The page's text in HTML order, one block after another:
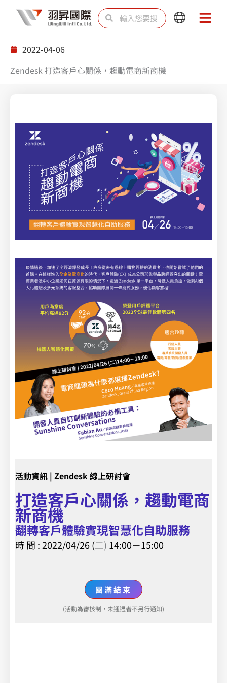
搜
尋 尋
Main
Main
2022-04-06
Zendesk 打造客戶心關係，趨動電商新商機
活動資訊 | Zendesk 線上研討會
打造客戶心關係，趨動電商
新商機
翻轉客戶體驗實現智慧化自助服務
時 間 : 2022/04/26 (二) 14:00－15:00
圓滿結束
(活動為審核制，未通過者不另行通知)